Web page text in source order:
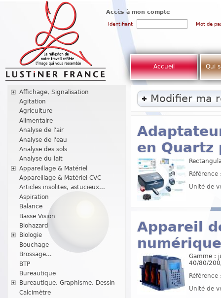
Accès à mon compte
Identifiant Mot de
Accueil Qui
Affichage, Signalisation
Agitation
Agriculture
Alimentaire
Analyse de l'air
Analyse de l'eau
Analyse des sols
Analyse du lait
Appareillage & Matériel
Appareillage & Matériel CVC
Articles insolites, astucieux...
Aspiration
Balance
Basse Vision
Biohazard
Biologie
Bouchage
Brossage...
BTP
Bureautique
Bureautique, Graphisme, Dessin
Calcimètre
Modifier ma
en Quartz
Unité de
Appareil
Gamme :
40/80/
Unité de